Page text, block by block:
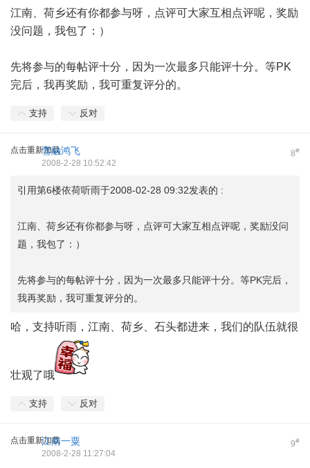
江南、荷乡还有你都参与呀，点评可大家互相点评呢，奖励
没问题，我包了：）
先将参与的每帖评十分，因为一次最多只能评十分。等PK
完后，我再奖励，我可重复评分的。
支持 反对
点击重新加载 8#
雪融鸿飞
2008-2-28 10:52:42
引用第6楼依荷听雨于2008-02-28 09:32发表的 :
江南、荷乡还有你都参与呀，点评可大家互相点评呢，奖励没问
题，我包了：）
先将参与的每帖评十分，因为一次最多只能评十分。等PK完后，
我再奖励，我可重复评分的。
哈，支持听雨，江南、荷乡、石头都进来，我们的队伍就很
壮观了哦
支持 反对
点击重新加载 9#
江南一粟
2008-2-28 11:27:04